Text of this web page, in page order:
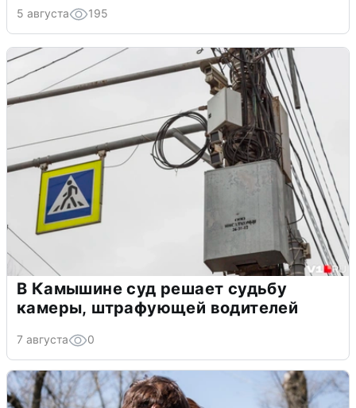
5 августа 195
В Камышине суд решает судьбу
камеры, штрафующей водителей
7 августа 0